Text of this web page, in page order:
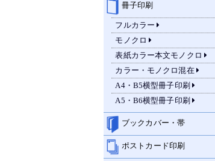
冊子印刷
フルカラー
モノクロ
表紙カラー本文モノクロ
カラー・モノクロ混在
A4・B5横型冊子印刷
A5・B6横型冊子印刷
ブックカバー・帯
ポストカード印刷